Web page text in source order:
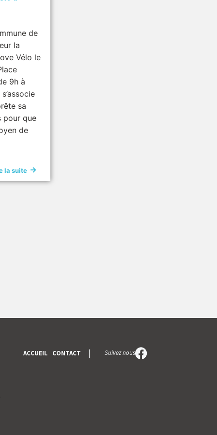
de
la
Vélo le
9h à
sa
pour que
de
la suite
ACCUEIL CONTACT Suivez nous